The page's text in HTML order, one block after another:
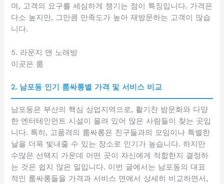
며, 고객의 요구를 세심하게 챙기는 점이 특징입니다. 가격은
다소 높지만, 그만큼 만족도가 높아 재방문하는 고객이 많습
니다.
5. 라운지 앤 노래방
이곳은 룸
2. 남포동 인기 룸싸롱별 가격 및 서비스 비교
남포동은 부산의 핵심 상업지역으로, 활기찬 밤문화와 다양
한 엔터테인먼트 시설이 몰려 있어 많은 사람들이 찾는 곳입
니다. 특히, 고품격의 룸싸롱은 친구들과의 모임이나 특별한
날을 더욱 빛내줄 수 있는 장소로 인기가 높습니다. 하지만
수많은 선택지 가운데 어떤 곳이 자신에게 적합한지 결정하
는 것은 쉽지 않은 일입니다. 이번 글에서는 남포동의 대표
적인 룸싸롱들을 가격과 서비스 면에서 상세히 비교하면서,